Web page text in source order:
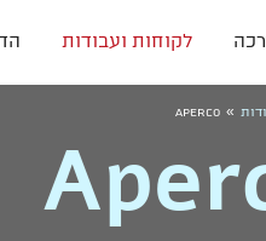
לקוחות ועבודות
»
Aperco